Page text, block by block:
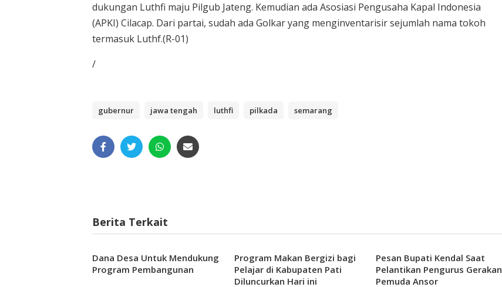
dukungan Luthfi maju Pilgub Jateng. Kemudian ada Asosiasi Pengusaha Kapal Indonesia
(APKI) Cilacap. Dari partai, sudah ada Golkar yang menginventarisir sejumlah nama tokoh
termasuk Luthf.(R-01)
/
gubernur jawa tengah luthfi pilkada semarang
Berita Terkait
Dana Desa Untuk Mendukung
Program Pembangunan
Program Makan Bergizi bagi
Pelajar di Kabupaten Pati
Diluncurkan Hari ini
Pesan Bupati Kendal Saat
Pelantikan Pengurus Gerakan
Pemuda Ansor